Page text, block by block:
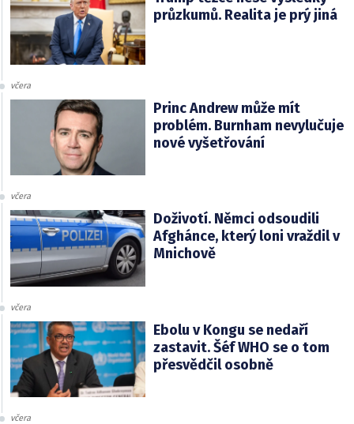
průzkumů. Realita je prý jiná
včera
Princ Andrew může mít
problém. Burnham nevylučuje
nové vyšetřování
včera
Doživotí. Němci odsoudili
Afghánce, který loni vraždil v
Mnichově
včera
Ebolu v Kongu se nedaří
zastavit. Šéf WHO se o tom
přesvědčil osobně
včera